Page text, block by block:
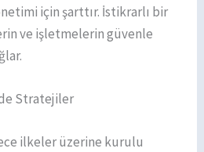
için şarttır. İstikrarlı bir
ve işletmelerin güvenle
Stratejiler
ilkeler üzerine kurulu